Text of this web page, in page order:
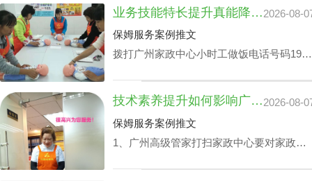
业务技能特长提升真能降广州家政中心护理孩子收费？2026-08-
保姆服务案例推文
拨打广州家政中心小时工做饭电话号码199-
面试达标上岗。
技术素养提升如何影响广州家政中心流程价位2026-08-
保姆服务案例推文
1、广州高级管家打扫家政中心要对家政管